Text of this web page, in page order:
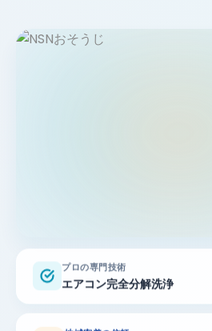
プロの専門技術
エアコン完全分解洗浄